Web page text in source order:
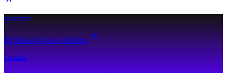
platform
Dit draait op ons platform
contact